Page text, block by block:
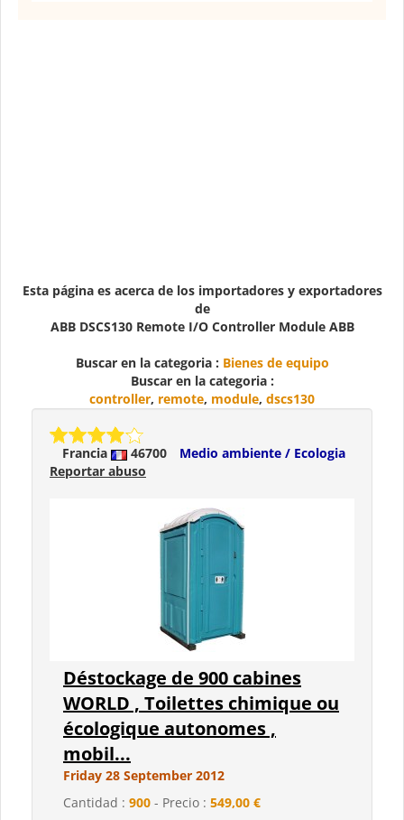
Esta página es acerca de los importadores y exportadores
de
ABB DSCS130 Remote I/O Controller Module ABB
Buscar en la categoria : Bienes de equipo
Buscar en la categoria :
controller, remote, module, dscs130
Francia 46700
Medio ambiente / Ecologia
Reportar abuso
Déstockage de 900 cabines
WORLD , Toilettes chimique ou
écologique autonomes ,
mobil...
Friday 28 September 2012
Cantidad : 900 - Precio : 549,00 €